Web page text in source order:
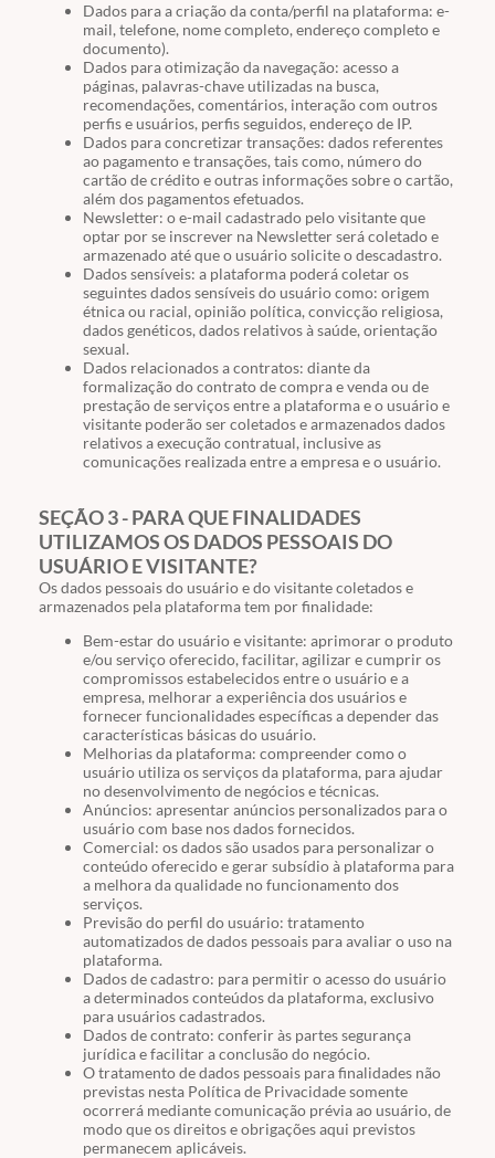
Dados para a criação da conta/perfil na plataforma: e-
mail, telefone, nome completo, endereço completo e
documento).
Dados para otimização da navegação: acesso a
páginas, palavras-chave utilizadas na busca,
recomendações, comentários, interação com outros
perfis e usuários, perfis seguidos, endereço de IP.
Dados para concretizar transações: dados referentes
ao pagamento e transações, tais como, número do
cartão de crédito e outras informações sobre o cartão,
além dos pagamentos efetuados.
Newsletter: o e-mail cadastrado pelo visitante que
optar por se inscrever na Newsletter será coletado e
armazenado até que o usuário solicite o descadastro.
Dados sensíveis: a plataforma poderá coletar os
seguintes dados sensíveis do usuário como: origem
étnica ou racial, opinião política, convicção religiosa,
dados genéticos, dados relativos à saúde, orientação
sexual.
Dados relacionados a contratos: diante da
formalização do contrato de compra e venda ou de
prestação de serviços entre a plataforma e o usuário e
visitante poderão ser coletados e armazenados dados
relativos a execução contratual, inclusive as
comunicações realizada entre a empresa e o usuário.
SEÇÃO 3 - PARA QUE FINALIDADES
UTILIZAMOS OS DADOS PESSOAIS DO
USUÁRIO E VISITANTE?
Os dados pessoais do usuário e do visitante coletados e
armazenados pela plataforma tem por finalidade:
Bem-estar do usuário e visitante: aprimorar o produto
e/ou serviço oferecido, facilitar, agilizar e cumprir os
compromissos estabelecidos entre o usuário e a
empresa, melhorar a experiência dos usuários e
fornecer funcionalidades específicas a depender das
características básicas do usuário.
Melhorias da plataforma: compreender como o
usuário utiliza os serviços da plataforma, para ajudar
no desenvolvimento de negócios e técnicas.
Anúncios: apresentar anúncios personalizados para o
usuário com base nos dados fornecidos.
Comercial: os dados são usados para personalizar o
conteúdo oferecido e gerar subsídio à plataforma para
a melhora da qualidade no funcionamento dos
serviços.
Previsão do perfil do usuário: tratamento
automatizados de dados pessoais para avaliar o uso na
plataforma.
Dados de cadastro: para permitir o acesso do usuário
a determinados conteúdos da plataforma, exclusivo
para usuários cadastrados.
Dados de contrato: conferir às partes segurança
jurídica e facilitar a conclusão do negócio.
O tratamento de dados pessoais para finalidades não
previstas nesta Política de Privacidade somente
ocorrerá mediante comunicação prévia ao usuário, de
modo que os direitos e obrigações aqui previstos
permanecem aplicáveis.